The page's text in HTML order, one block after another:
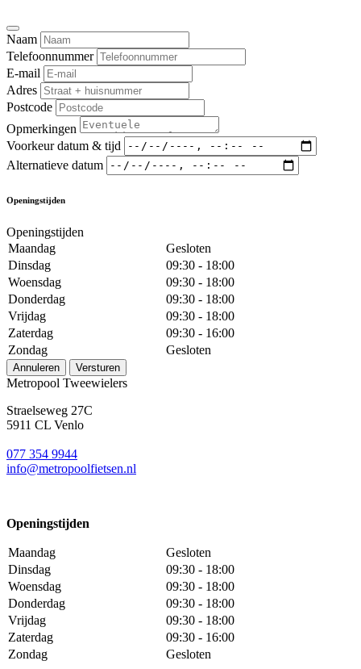
Naam
Telefoonnummer
E-mail
Adres
Postcode
Opmerkingen
Voorkeur datum & tijd
Alternatieve datum
Openingstijden
Openingstijden
Maandag
Gesloten
Dinsdag
09:30 - 18:00
Woensdag
09:30 - 18:00
Donderdag
09:30 - 18:00
Vrijdag
09:30 - 18:00
Zaterdag
09:30 - 16:00
Zondag
Gesloten
Annuleren Versturen
Metropool Tweewielers
Straelseweg 27C
5911 CL Venlo
077 354 9944
info@metropoolfietsen.nl
Openingstijden
Maandag
Gesloten
Dinsdag
09:30 - 18:00
Woensdag
09:30 - 18:00
Donderdag
09:30 - 18:00
Vrijdag
09:30 - 18:00
Zaterdag
09:30 - 16:00
Zondag
Gesloten